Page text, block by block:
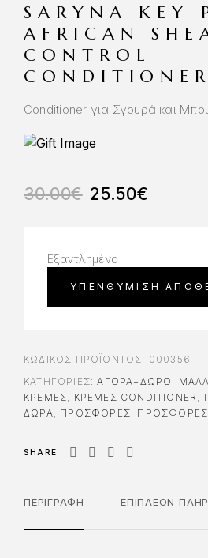
SARYNA KEY
AFRICAN
CONTROL
Conditioner για Σγουρά και
30.00€ 25.50€
Εξαντλημένο
ΚΩΔΙΚΌΣ ΠΡΟΪΌΝΤΟΣ: 000356
ΚΑΤΗΓΟΡΊΕΣ:ΑΓΟΡΆ+ΔΏΡΟ
ΚΡΈΜΕΣ
ΚΡΈΜΕΣ CONDITIONER
ΔΏΡΑ
ΠΡΟΣΦΟΡΈΣ ΠΡΟΣΦΟΡΕΣ
SHARE
ΠΕΡΙΓΡΑΦΉ ΕΠΙΠΛΈΟΝ